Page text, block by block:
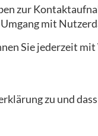
zur
mit
Sie jederzeit
zu und